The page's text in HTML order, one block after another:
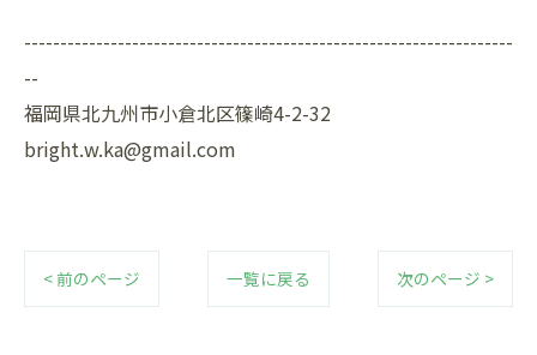
--------------------------------------------------------------------
--
福岡県北九州市小倉北区篠崎4-2-32
bright.w.ka@gmail.com
< 前のページ 一覧に戻る 次のページ >